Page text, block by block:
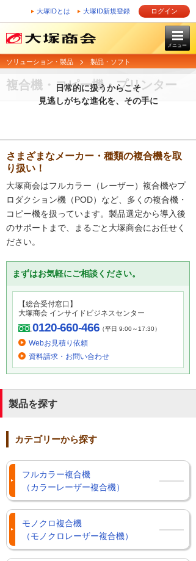
大塚IDとは 大塚ID新規登録 ログイン
メニュー
ソリューション・製品 製品・ソフト
複合機・コピー機・プリンター
日常的に扱うからこそ
見逃しがちな進化を、その手に
さまざまなメーカー・種類の複合機を取
り扱い！
大塚商会はフルカラー（レーザー）複合機やプ
ロダクション機（POD）など、多くの複合機・
コピー機を扱っています。製品選定から導入後
のサポートまで、まるごと大塚商会にお任せく
ださい。
まずはお気軽にご相談ください。
【総合受付窓口】
大塚商会 インサイドビジネスセンター
0120-660-466（平日 9:00～17:30）
Webお見積り依頼
資料請求・お問い合わせ
製品を探す
カテゴリーから探す
フルカラー複合機
（カラーレーザー複合機）
モノクロ複合機
（モノクロレーザー複合機）